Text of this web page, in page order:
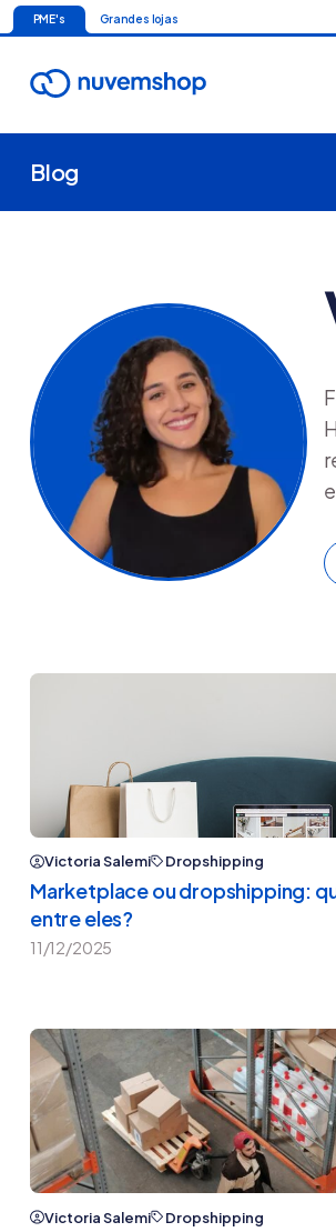
PME's Grandes lojas
Blog
Victoria Salemi Dropshipping
Marketplace ou dropshipping:
entre eles?
11/12/2025
Victoria Salemi Dropshipping